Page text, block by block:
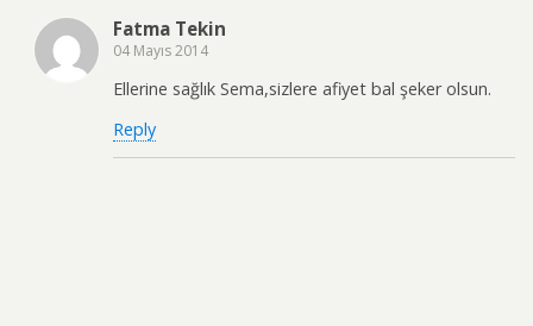
Fatma Tekin
04 Mayıs 2014
Ellerine sağlık Sema,sizlere afiyet bal şeker olsun.
Reply